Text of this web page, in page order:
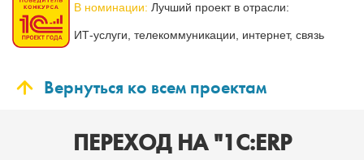
В номинации: Лучший проект в отрасли:
ИТ-услуги, телекоммуникации, интернет, связь
Вернуться ко всем проектам
ПЕРЕХОД НА "1C:ERP